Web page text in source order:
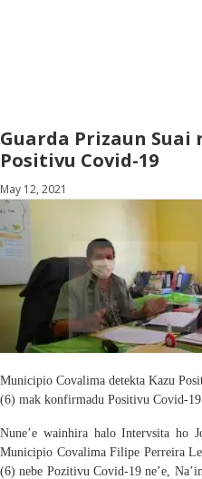
Guarda Prizaun Suai
Positivu Covid-19
May 12, 2021
Municipio Covalima detekta Kazu
(6) mak konfirmadu Positivu Covid-19
Nune’e wainhira halo Intervsita ho
Municipio Covalima Filipe Perreira
(6) nebe Pozitivu Covid-19 ne’e